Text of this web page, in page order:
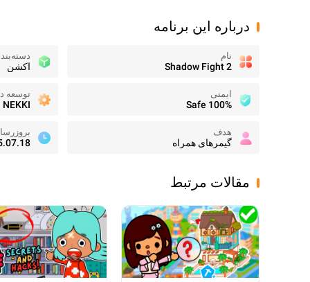
درباره این برنامه
نام
Shadow Fight 2 اکشن
ایمنی
100% Safe
توسعه
NEKKI
هدف
گیمرهای همراه
مقالات مرتبط